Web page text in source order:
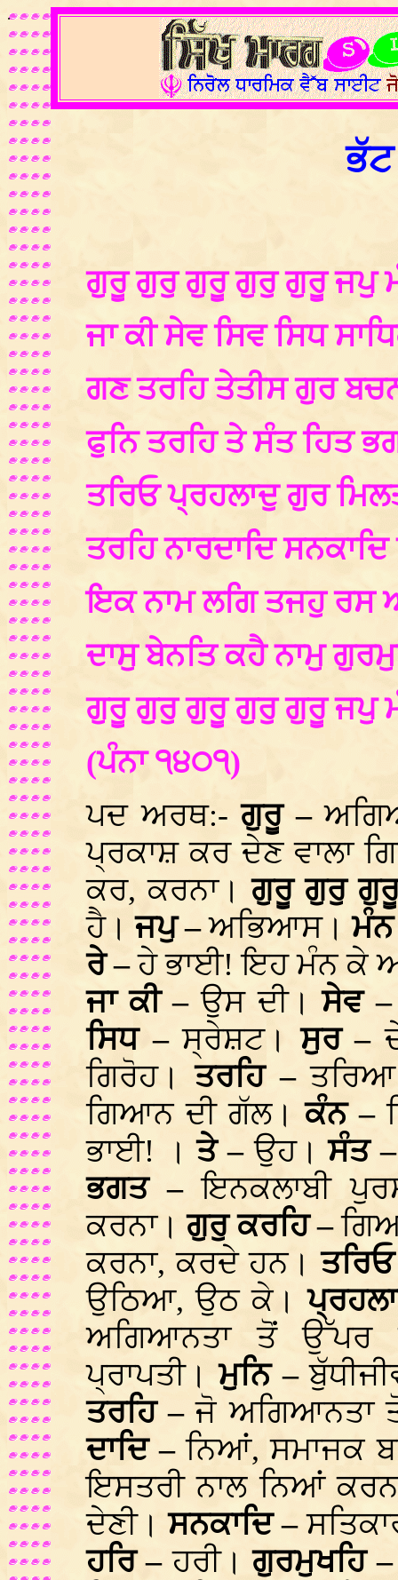
.
ਭੱਟ
ਗੁਰੂ ਗੁਰੁ ਗੁਰੂ ਗੁਰੁ ਗੁਰੂ ਜਪੁ
ਜਾ ਕੀ ਸੇਵ ਸਿਵ ਸਿਧ
ਗਣ ਤਰਹਿ ਤੇਤੀਸ ਗੁਰ
ਫੁਨਿ ਤਰਹਿ ਤੇ ਸੰਤ ਹਿਤ
ਤਰਿਓ ਪ੍ਰਹਲਾਦੁ ਗੁਰ
ਤਰਹਿ ਨਾਰਦਾਦਿ
ਇਕ ਨਾਮ ਲਗਿ ਤਜਹੁ ਰਸ
ਦਾਸੁ ਬੇਨਤਿ ਕਹੈ ਨਾਮੁ
ਗੁਰੂ ਗੁਰੁ ਗੁਰੂ ਗੁਰੁ ਗੁਰੂ ਜਪੁ
(ਪੰਨਾ ੧੪੦੧)
ਪਦ ਅਰਥ:-ਗੁਰੂ –
ਪ੍ਰਕਾਸ਼ ਕਰ ਦੇਣ ਵਾਲਾ
ਕਰ, ਕਰਨਾ।ਗੁਰੂ ਗੁਰੁ
ਹੈ।ਜਪੁ –ਅਭਿਆਸ।
ਰੇ –ਹੇ ਭਾਈ! ਇਹ ਮੰਨ ਕੇ
ਜਾ ਕੀ –ਉਸ ਦੀ।ਸੇਵ
ਸਿਧ –ਸ੍ਰੇਸ਼ਟ।ਸੁਰ –
ਗਿਰੋਹ।ਤਰਹਿ –
ਗਿਆਨ ਦੀ ਗੱਲ।ਕੰਨ –
ਭਾਈ! ।ਤੇ –ਉਹ।ਸੰਤ
ਭਗਤ –ਇਨਕਲਾਬੀ
ਕਰਨਾ।ਗੁਰੁ ਕਰਹਿ –
ਕਰਨਾ, ਕਰਦੇ ਹਨ।
ਉਠਿਆ, ਉਠ ਕੇ।
ਅਗਿਆਨਤਾ ਤੋਂ
ਪ੍ਰਾਪਤੀ।ਮੁਨਿ –
ਤਰਹਿ –ਜੋ ਅਗਿਆਨਤਾ
ਦਾਦਿ –ਨਿਆਂ, ਸਮਾਜਕ
ਇਸਤਰੀ ਨਾਲ ਨਿਆਂ
ਦੇਣੀ।ਸਨਕਾਦਿ –
ਹਰਿ –ਹਰੀ।ਗੁਰਮੁਖਹਿ